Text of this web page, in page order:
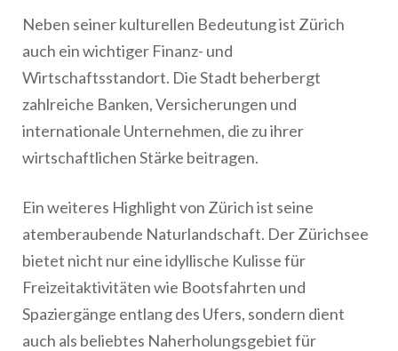
Neben seiner kulturellen Bedeutung ist Zürich
auch ein wichtiger Finanz- und
Wirtschaftsstandort. Die Stadt beherbergt
zahlreiche Banken, Versicherungen und
internationale Unternehmen, die zu ihrer
wirtschaftlichen Stärke beitragen.
Ein weiteres Highlight von Zürich ist seine
atemberaubende Naturlandschaft. Der Zürichsee
bietet nicht nur eine idyllische Kulisse für
Freizeitaktivitäten wie Bootsfahrten und
Spaziergänge entlang des Ufers, sondern dient
auch als beliebtes Naherholungsgebiet für